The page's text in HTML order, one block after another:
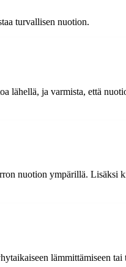
turvallisen nuotion.
lähellä, ja varmista, että
nuotion ympärillä. Lisäksi
lämmittämiseen